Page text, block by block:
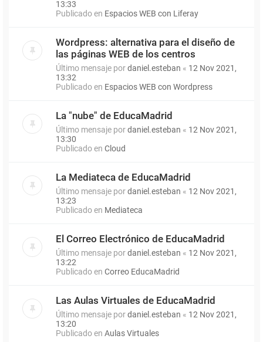
13:33
Publicado en Espacios WEB con Liferay
Wordpress: alternativa para el diseño de
las páginas WEB de los centros
Último mensaje pordaniel.esteban « 12 Nov 2021,
13:32
Publicado en Espacios WEB con Wordpress
La "nube" de EducaMadrid
Último mensaje pordaniel.esteban « 12 Nov 2021,
13:30
Publicado en Cloud
La Mediateca de EducaMadrid
Último mensaje pordaniel.esteban « 12 Nov 2021,
13:23
Publicado en Mediateca
El Correo Electrónico de EducaMadrid
Último mensaje pordaniel.esteban « 12 Nov 2021,
13:22
Publicado en Correo EducaMadrid
Las Aulas Virtuales de EducaMadrid
Último mensaje pordaniel.esteban « 12 Nov 2021,
13:20
Publicado en Aulas Virtuales